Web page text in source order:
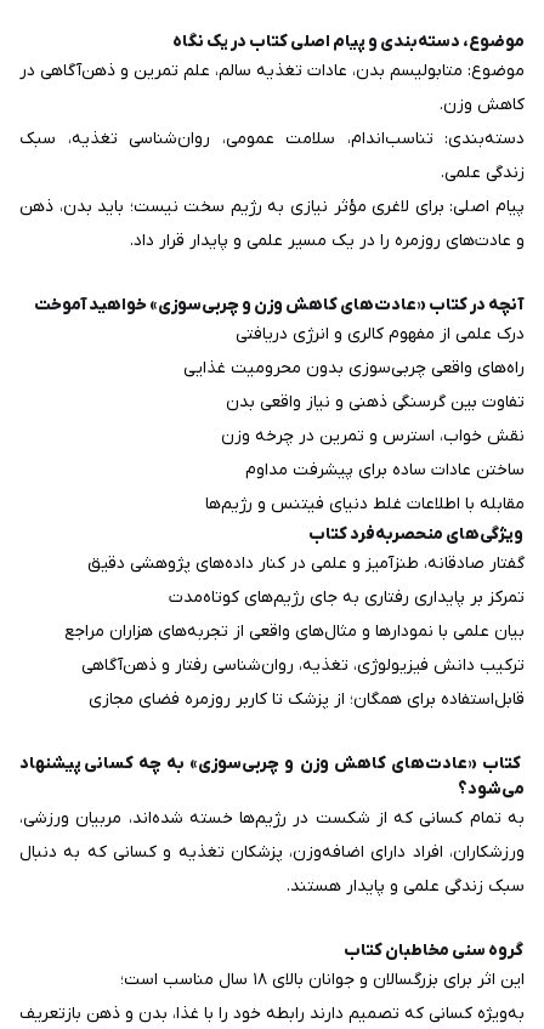
موضوع، دسته‌بندی و پیام اصلی کتاب در یک نگاه
موضوع: متابولیسم بدن، عادات تغذیه‌ سالم، علم تمرین و ذهن‌آگاهی در
کاهش وزن.
دسته‌بندی: تناسب‌اندام، سلامت عمومی، روان‌شناسی تغذیه، سبک
زندگی علمی.
پیام اصلی: برای لاغری مؤثر نیازی به رژیم سخت نیست؛ باید بدن، ذهن
و عادت‌های روزمره را در یک مسیر علمی و پایدار قرار داد.
آنچه در کتاب «عادت‌های کاهش وزن و چربی‌سوزی» خواهید آموخت
درک علمی از مفهوم کالری و انرژی دریافتی
راه‌های واقعی چربی‌سوزی بدون محرومیت غذایی
تفاوت بین گرسنگی ذهنی و نیاز واقعی بدن
نقش خواب، استرس و تمرین در چرخه وزن
ساختن عادات ساده برای پیشرفت مداوم
مقابله با اطلاعات غلط دنیای فیتنس و رژیم‌ها
ویژگی‌های منحصربه‌فرد کتاب
گفتار صادقانه، طنزآمیز و علمی در کنار داده‌های پژوهشی دقیق
تمرکز بر پایداری رفتاری به جای رژیم‌های کوتاه‌مدت
بیان علمی با نمودارها و مثال‌های واقعی از تجربه‌های هزاران مراجع
ترکیب دانش فیزیولوژی، تغذیه، روان‌شناسی رفتار و ذهن‌آگاهی
قابل‌استفاده برای همگان؛ از پزشک تا کاربر روزمره‌ فضای مجازی
کتاب «عادت‌های کاهش وزن و چربی‌سوزی» به چه کسانی پیشنهاد
می‌شود؟
به تمام کسانی که از شکست در رژیم‌ها خسته شده‌اند، مربیان ورزشی،
ورزشکاران، افراد دارای اضافه‌وزن، پزشکان تغذیه و کسانی که به دنبال
سبک زندگی علمی و پایدار هستند.
گروه سنی مخاطبان کتاب
این اثر برای بزرگسالان و جوانان بالای ۱۸ سال مناسب است؛
به‌ویژه کسانی که تصمیم دارند رابطه خود را با غذا، بدن و ذهن بازتعریف